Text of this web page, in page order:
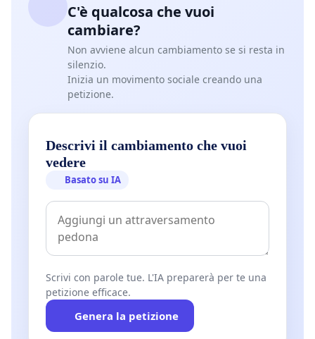
C'è qualcosa che vuoi
cambiare?
Non avviene alcun cambiamento se si resta in
silenzio.
Inizia un movimento sociale creando una
petizione.
Descrivi il cambiamento che vuoi
vedere
Basato su IA
Scrivi con parole tue. L'IA preparerà per te una
petizione efficace.
Genera la petizione